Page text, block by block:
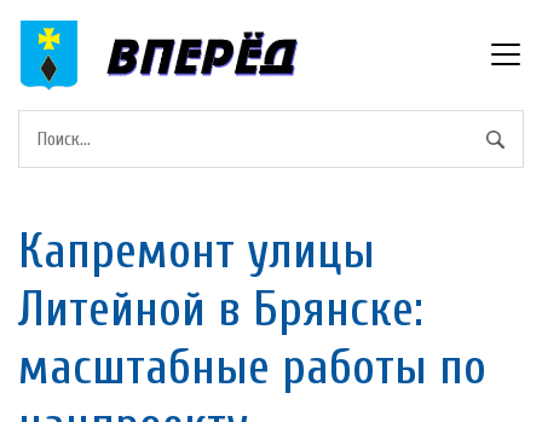
Капремонт улицы
Литейной в Брянске:
масштабные работы по